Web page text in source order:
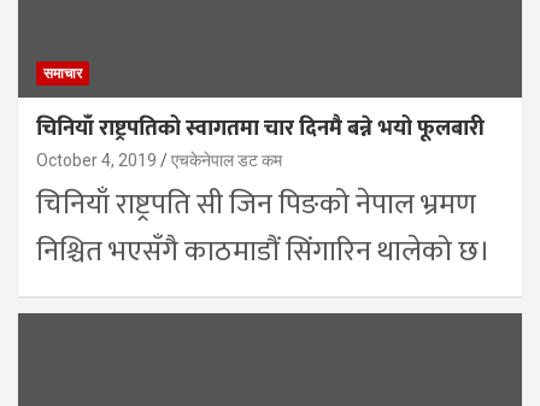
समाचार
चिनियाँ राष्ट्रपतिको स्वागतमा चार दिनमै बन्ने भयो फूलबारी
October 4, 2019 एचकेनेपाल डट कम
चिनियाँ राष्ट्रपति सी जिन पिङको नेपाल भ्रमण
निश्चित भएसँगै काठमाडौं सिंगारिन थालेको छ।